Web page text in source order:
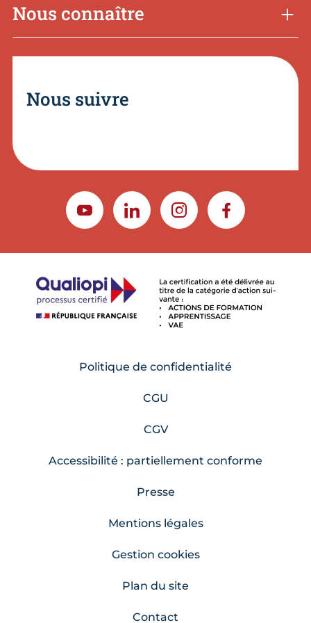
Nous connaître
Nous suivre
YOUTUBELINKEDININSTAGRAMFACEBOOK
Politique de confidentialité
CGU
CGV
Accessibilité : partiellement conforme
Presse
Mentions légales
Gestion cookies
Plan du site
Contact